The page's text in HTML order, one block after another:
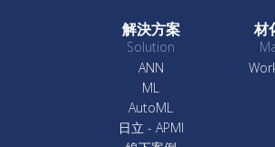
解決方案
Solution
ANN
ML
AutoML
日立 - APMI
材